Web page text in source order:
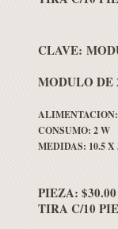
CLAVE:
MODULO DE
ALIMENTACION:
CONSUMO: 2 W
MEDIDAS: 10.5 X
PIEZA: $30.00
TIRA C/10